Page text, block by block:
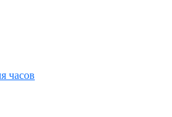
часов